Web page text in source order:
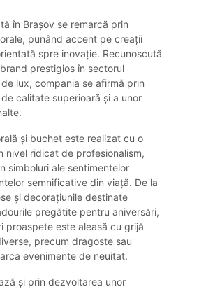
în Brașov se remarcă prin
punând accent pe creații
spre inovație. Recunoscută
prestigios în sectorul
lux, compania se afirmă prin
calitate superioară și a unor
și buchet este realizat cu o
nivel ridicat de profesionalism,
simboluri ale sentimentelor
semnificative din viață. De la
și decorațiunile destinate
pregătite pentru aniversări,
proaspete este aleasă cu grijă
precum dragoste sau
evenimente de neuitat.
și prin dezvoltarea unor